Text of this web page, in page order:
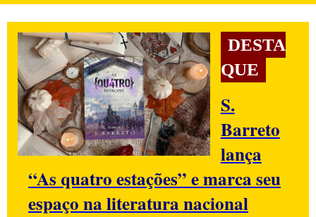
DESTA
QUE
S.
Barreto
lança
“As quatro estações” e marca seu
espaço na literatura nacional